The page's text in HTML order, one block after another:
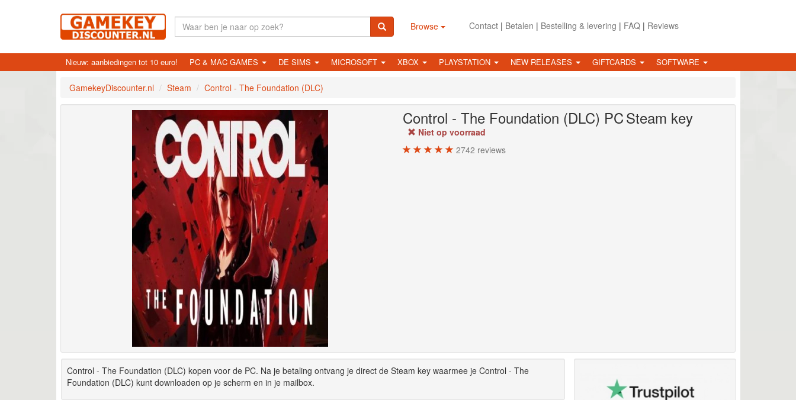
Browse Contact| Betalen | Bestelling & levering | FAQ| Reviews
Nieuw: aanbiedingen tot 10 euro! PC & MAC GAMES DE SIMS MICROSOFT XBOX PLAYSTATION NEW RELEASES GIFTCARDS SOFTWARE
GamekeyDiscounter.nl Steam Control - The Foundation (DLC)
Control - The Foundation (DLC) PCSteam key
Niet op voorraad
2742 reviews
Control - The Foundation (DLC) kopen voor de PC. Na je betaling ontvang je direct de Steam key waarmee je Control - The
Foundation (DLC) kunt downloaden op je scherm en in je mailbox.